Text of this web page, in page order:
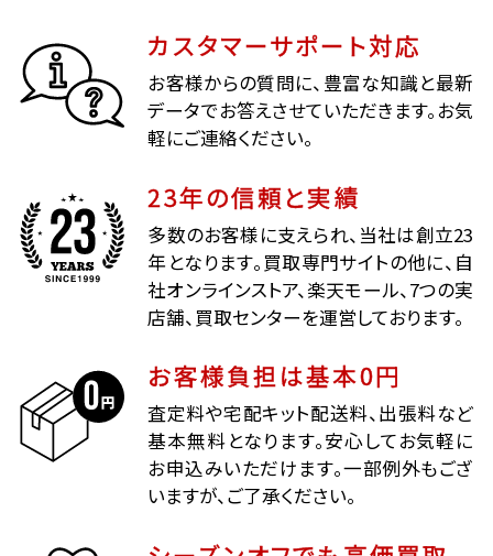
カスタマーサポート対応
お客様からの質問に、豊富な知識と最新
データでお答えさせていただきます。お気
軽にご連絡ください。
23年の信頼と実績
多数のお客様に支えられ、当社は創立23
年となります。買取専門サイトの他に、自
社オンラインストア、楽天モール、7つの実
店舗、買取センターを運営しております。
お客様負担は基本0円
査定料や宅配キット配送料、出張料など
基本無料となります。安心してお気軽に
お申込みいただけます。一部例外もござ
いますが、ご了承ください。